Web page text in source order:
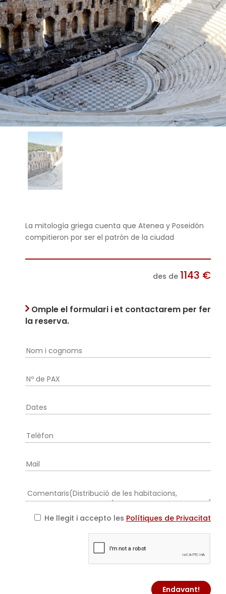
La mitología griega cuenta que Atenea y Poseidón
compitieron por ser el patrón de la ciudad
des de 1143 €
Omple el formulari i et contactarem per fer
la reserva.
He llegit i accepto les Polítiques de Privacitat
Endavant!